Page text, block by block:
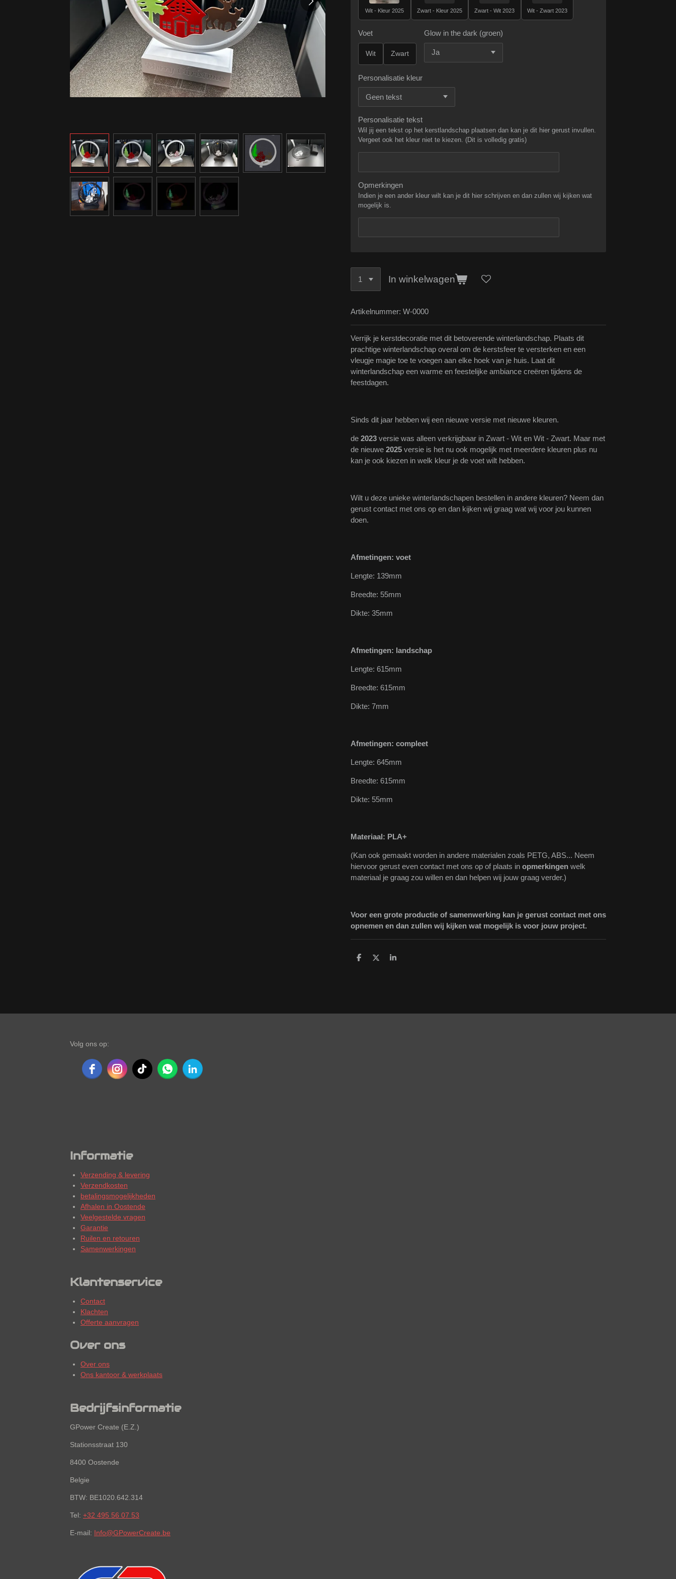
Wit - Kleur 2025 Zwart - Kleur 2025 Zwart - Wit 2023 Wit - Zwart 2023
Voet
Wit Zwart
Glow in the dark (groen)
Personalisatie kleur
Personalisatie tekst
Wil jij een tekst op het kerstlandschap plaatsen dan kan je dit hier gerust invullen.
Vergeet ook het kleur niet te kiezen. (Dit is volledig gratis)
Opmerkingen
Indien je een ander kleur wilt kan je dit hier schrijven en dan zullen wij kijken wat
mogelijk is.
In winkelwagen
Artikelnummer: W-0000
Verrijk je kerstdecoratie met dit betoverende winterlandschap. Plaats dit
prachtige winterlandschap overal om de kerstsfeer te versterken en een
vleugje magie toe te voegen aan elke hoek van je huis. Laat dit
winterlandschap een warme en feestelijke ambiance creëren tijdens de
feestdagen.
Sinds dit jaar hebben wij een nieuwe versie met nieuwe kleuren.
de 2023 versie was alleen verkrijgbaar in Zwart - Wit en Wit - Zwart. Maar met
de nieuwe 2025 versie is het nu ook mogelijk met meerdere kleuren plus nu
kan je ook kiezen in welk kleur je de voet wilt hebben.
Wilt u deze unieke winterlandschapen bestellen in andere kleuren? Neem dan
gerust contact met ons op en dan kijken wij graag wat wij voor jou kunnen
doen.
Afmetingen: voet
Lengte: 139mm
Breedte: 55mm
Dikte: 35mm
Afmetingen: landschap
Lengte: 615mm
Breedte: 615mm
Dikte: 7mm
Afmetingen: compleet
Lengte: 645mm
Breedte: 615mm
Dikte: 55mm
Materiaal: PLA+
(Kan ook gemaakt worden in andere materialen zoals PETG, ABS... Neem
hiervoor gerust even contact met ons op of plaats in opmerkingen welk
materiaal je graag zou willen en dan helpen wij jouw graag verder.)
Voor een grote productie of samenwerking kan je gerust contact met ons
opnemen en dan zullen wij kijken wat mogelijk is voor jouw project.
D
D
S
Volg ons op:
Informatie
Verzending & levering
Verzendkosten
betalingsmogelijkheden
Afhalen in Oostende
Veelgestelde vragen
Garantie
Ruilen en retouren
Samenwerkingen
Klantenservice
Contact
Klachten
Offerte aanvragen
Over ons
Over ons
Ons kantoor & werkplaats
Bedrijfsinformatie
GPower Create (E.Z.)
Stationsstraat 130
8400 Oostende
Belgie
BTW: BE1020.642.314
Tel: +32 495 56 07 53
E-mail: Info@GPowerCreate.be